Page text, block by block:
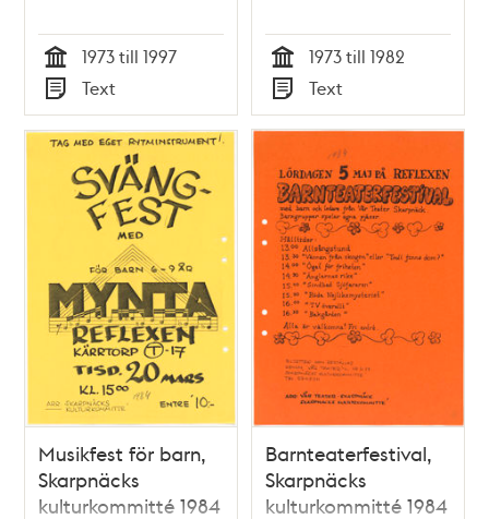
Tid
1973 till 1997
Typ
Text Tid
1973 till 1982
Typ
Text
Musikfest för barn,
Skarpnäcks
kulturkommitté 1984
Barnteaterfestival,
Skarpnäcks
kulturkommitté 1984